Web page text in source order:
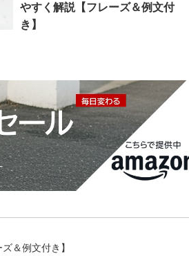
やすく解説【フレーズ＆例文付
き】
＆例文付き】